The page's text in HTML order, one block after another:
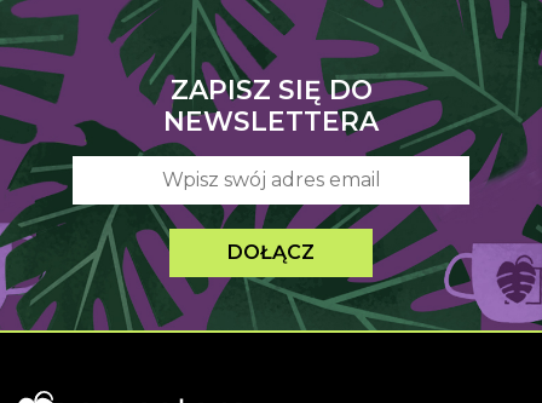
ZAPISZ SIĘ DO
NEWSLETTERA
DOŁĄCZ